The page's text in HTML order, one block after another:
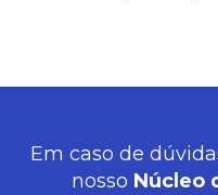
Em caso de
nosso Núcleo